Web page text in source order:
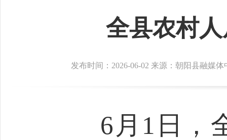
全县农村
发布时间：2026-06-02 来源：朝阳县融媒体
6月1日，全